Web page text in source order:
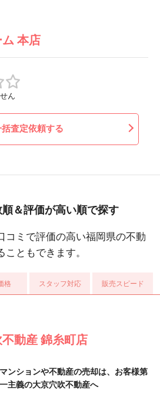
本店
ん
査定依頼する
＆評価が高い順で探す
コミで評価の高い福岡県の不動
ともできます。
格 スタッフ対応 販売スピード
動産 錦糸町店
マンションや不動産の売却は、お客様第
一主義の大京穴吹不動産へ